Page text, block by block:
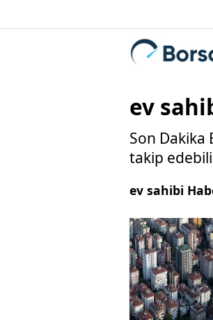
ev
Son Dakika
takip
ev sahibi